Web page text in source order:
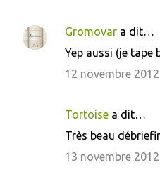
Gromovar a dit…
Yep aussi (je tape
12 novembre
Tortoise a dit…
Très beau
13 novembre